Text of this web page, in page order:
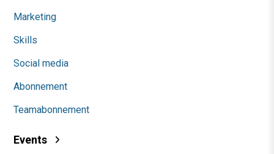
Marketing
Skills
Social media
Abonnement
Teamabonnement
Events